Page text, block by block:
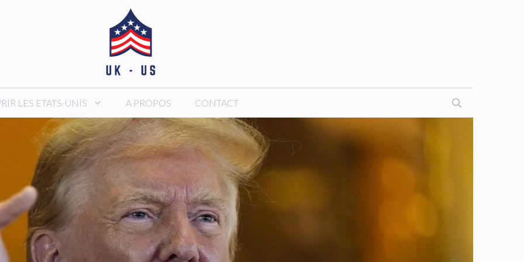
LES ETATS-UNIS A PROPOS CONTACT